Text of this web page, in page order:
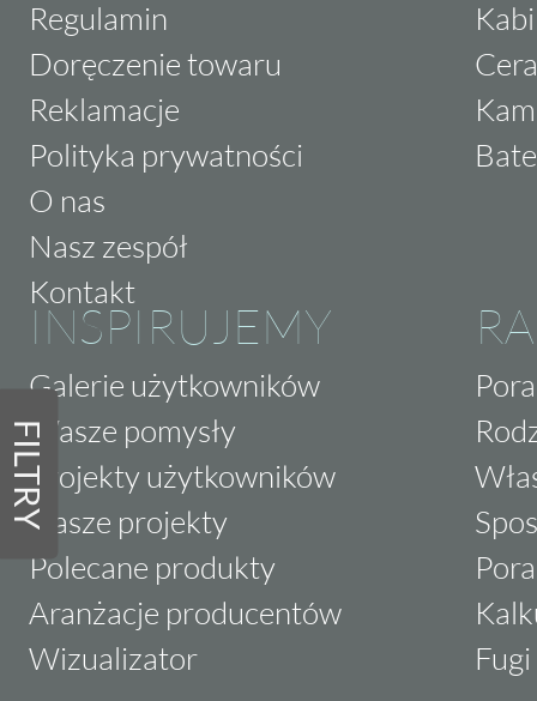
FILTRY
Regulamin
Doręczenie towaru
Reklamacje
Polityka prywatności
O nas
Nasz zespół
Kontakt
INSPIRUJEMY
Galerie użytkowników
Wasze pomysły
Projekty użytkowników
Nasze projekty
Polecane produkty
Aranżacje producentów
Wizualizator